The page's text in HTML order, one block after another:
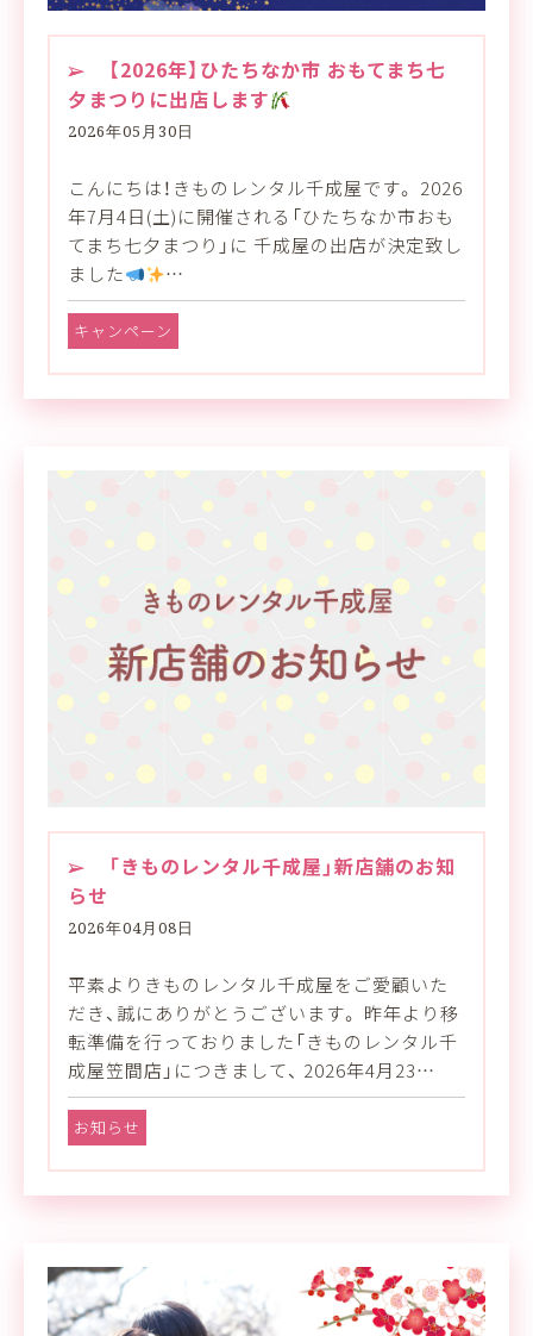
【2026年】ひたちなか市 おもてまち七
夕まつりに出店します
2026年05月30日
こんにちは！きものレンタル千成屋です。 2026
年7月4日(土)に開催される「ひたちなか市おも
てまち七夕まつり」に 千成屋の出店が決定致し
ました
…
キャンペーン
「きものレンタル千成屋」新店舗のお知
らせ
2026年04月08日
平素よりきものレンタル千成屋をご愛顧いた
だき、誠にありがとうございます。 昨年より移
転準備を行っておりました「きものレンタル千
成屋笠間店」につきまして、 2026年4月23…
お知らせ